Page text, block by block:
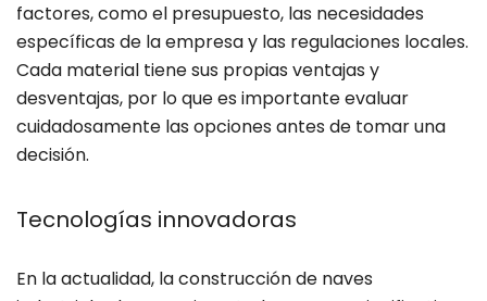
factores, como el presupuesto, las necesidades
específicas de la empresa y las regulaciones locales.
Cada material tiene sus propias ventajas y
desventajas, por lo que es importante evaluar
cuidadosamente las opciones antes de tomar una
decisión.
Tecnologías innovadoras
En la actualidad, la construcción de naves